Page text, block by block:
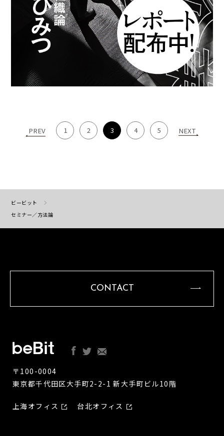
PREV 1 2 3 4 5 NEXT
ビービット
セミナー／方法論
CONTACT
〒100-0004
東京都千代田区大手町2-2-1 新大手町ビル10階
上海オフィス 台北オフィス